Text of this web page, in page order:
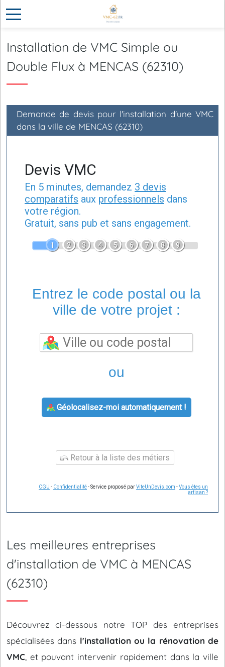
Installation de VMC Simple ou
Double Flux à MENCAS (62310)
Demande de devis pour l'installation d'une VMC
dans la ville de MENCAS (62310)
Devis VMC
En 5 minutes, demandez 3 devis
comparatifs aux professionnels dans
votre région.
Gratuit, sans pub et sans engagement.
1 2 3 4 5 6 7 8 9
Entrez le code postal ou la
ville de votre projet :
ou
Géolocalisez-moi automatiquement !
Retour à la liste des métiers
CGU - Confidentialité- Service proposé parViteUnDevis.com -Vous êtes un
artisan ?
Les meilleures entreprises
d'installation de VMC à MENCAS
(62310)
Découvrez ci-dessous notre TOP des entreprises
spécialisées dans l'installation ou la rénovation de
VMC , et pouvant intervenir rapidement dans la ville